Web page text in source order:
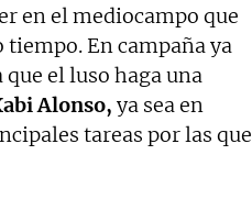
en el mediocampo que
En campaña ya
el luso haga una
Alonso, ya sea en
tareas por las que